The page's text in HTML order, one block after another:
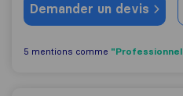
Demander un devis
5 mentions comme